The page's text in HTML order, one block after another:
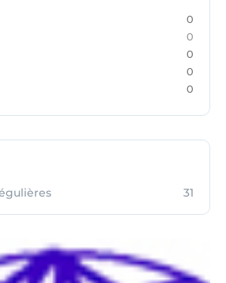
0
0
0
0
0
31